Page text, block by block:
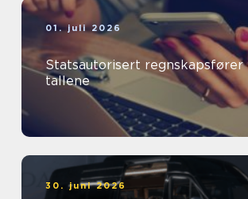
01. juli 2026
Statsautorisert regnskapsfører trygghet i
tallene
30. juni 2026